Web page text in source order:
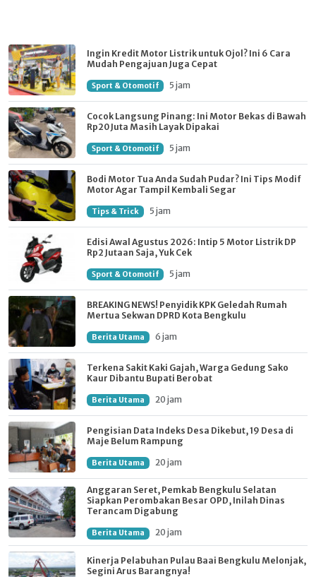
Ingin Kredit Motor Listrik untuk Ojol? Ini 6 Cara
Mudah Pengajuan Juga Cepat
Sport & Otomotif 5 jam
Cocok Langsung Pinang: Ini Motor Bekas di Bawah
Rp20 Juta Masih Layak Dipakai
Sport & Otomotif 5 jam
Bodi Motor Tua Anda Sudah Pudar? Ini Tips Modif
Motor Agar Tampil Kembali Segar
Tips & Trick 5 jam
Edisi Awal Agustus 2026: Intip 5 Motor Listrik DP
Rp2 Jutaan Saja, Yuk Cek
Sport & Otomotif 5 jam
BREAKING NEWS! Penyidik KPK Geledah Rumah
Mertua Sekwan DPRD Kota Bengkulu
Berita Utama 6 jam
Terkena Sakit Kaki Gajah, Warga Gedung Sako
Kaur Dibantu Bupati Berobat
Berita Utama 20 jam
Pengisian Data Indeks Desa Dikebut, 19 Desa di
Maje Belum Rampung
Berita Utama 20 jam
Anggaran Seret, Pemkab Bengkulu Selatan
Siapkan Perombakan Besar OPD, Inilah Dinas
Terancam Digabung
Berita Utama 20 jam
Kinerja Pelabuhan Pulau Baai Bengkulu Melonjak,
Segini Arus Barangnya!